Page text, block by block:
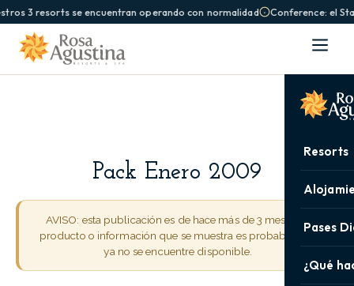
3 resorts se encuentran operando con normalidad Conference: el
Resorts
Pases
¿Qué
Pack Enero 2009
AVISO: esta publicación es de hace más de 3 meses. El
producto o información que se muestra es probable que
ya no se encuentre disponible.